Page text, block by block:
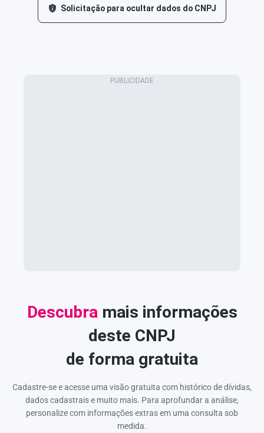
Solicitação para ocultar dados do CNPJ
Descubra mais informações
deste CNPJ
de forma gratuita
Cadastre-se e acesse uma visão gratuita com histórico de dívidas,
dados cadastrais e muito mais. Para aprofundar a análise,
personalize com informações extras em uma consulta sob
medida.